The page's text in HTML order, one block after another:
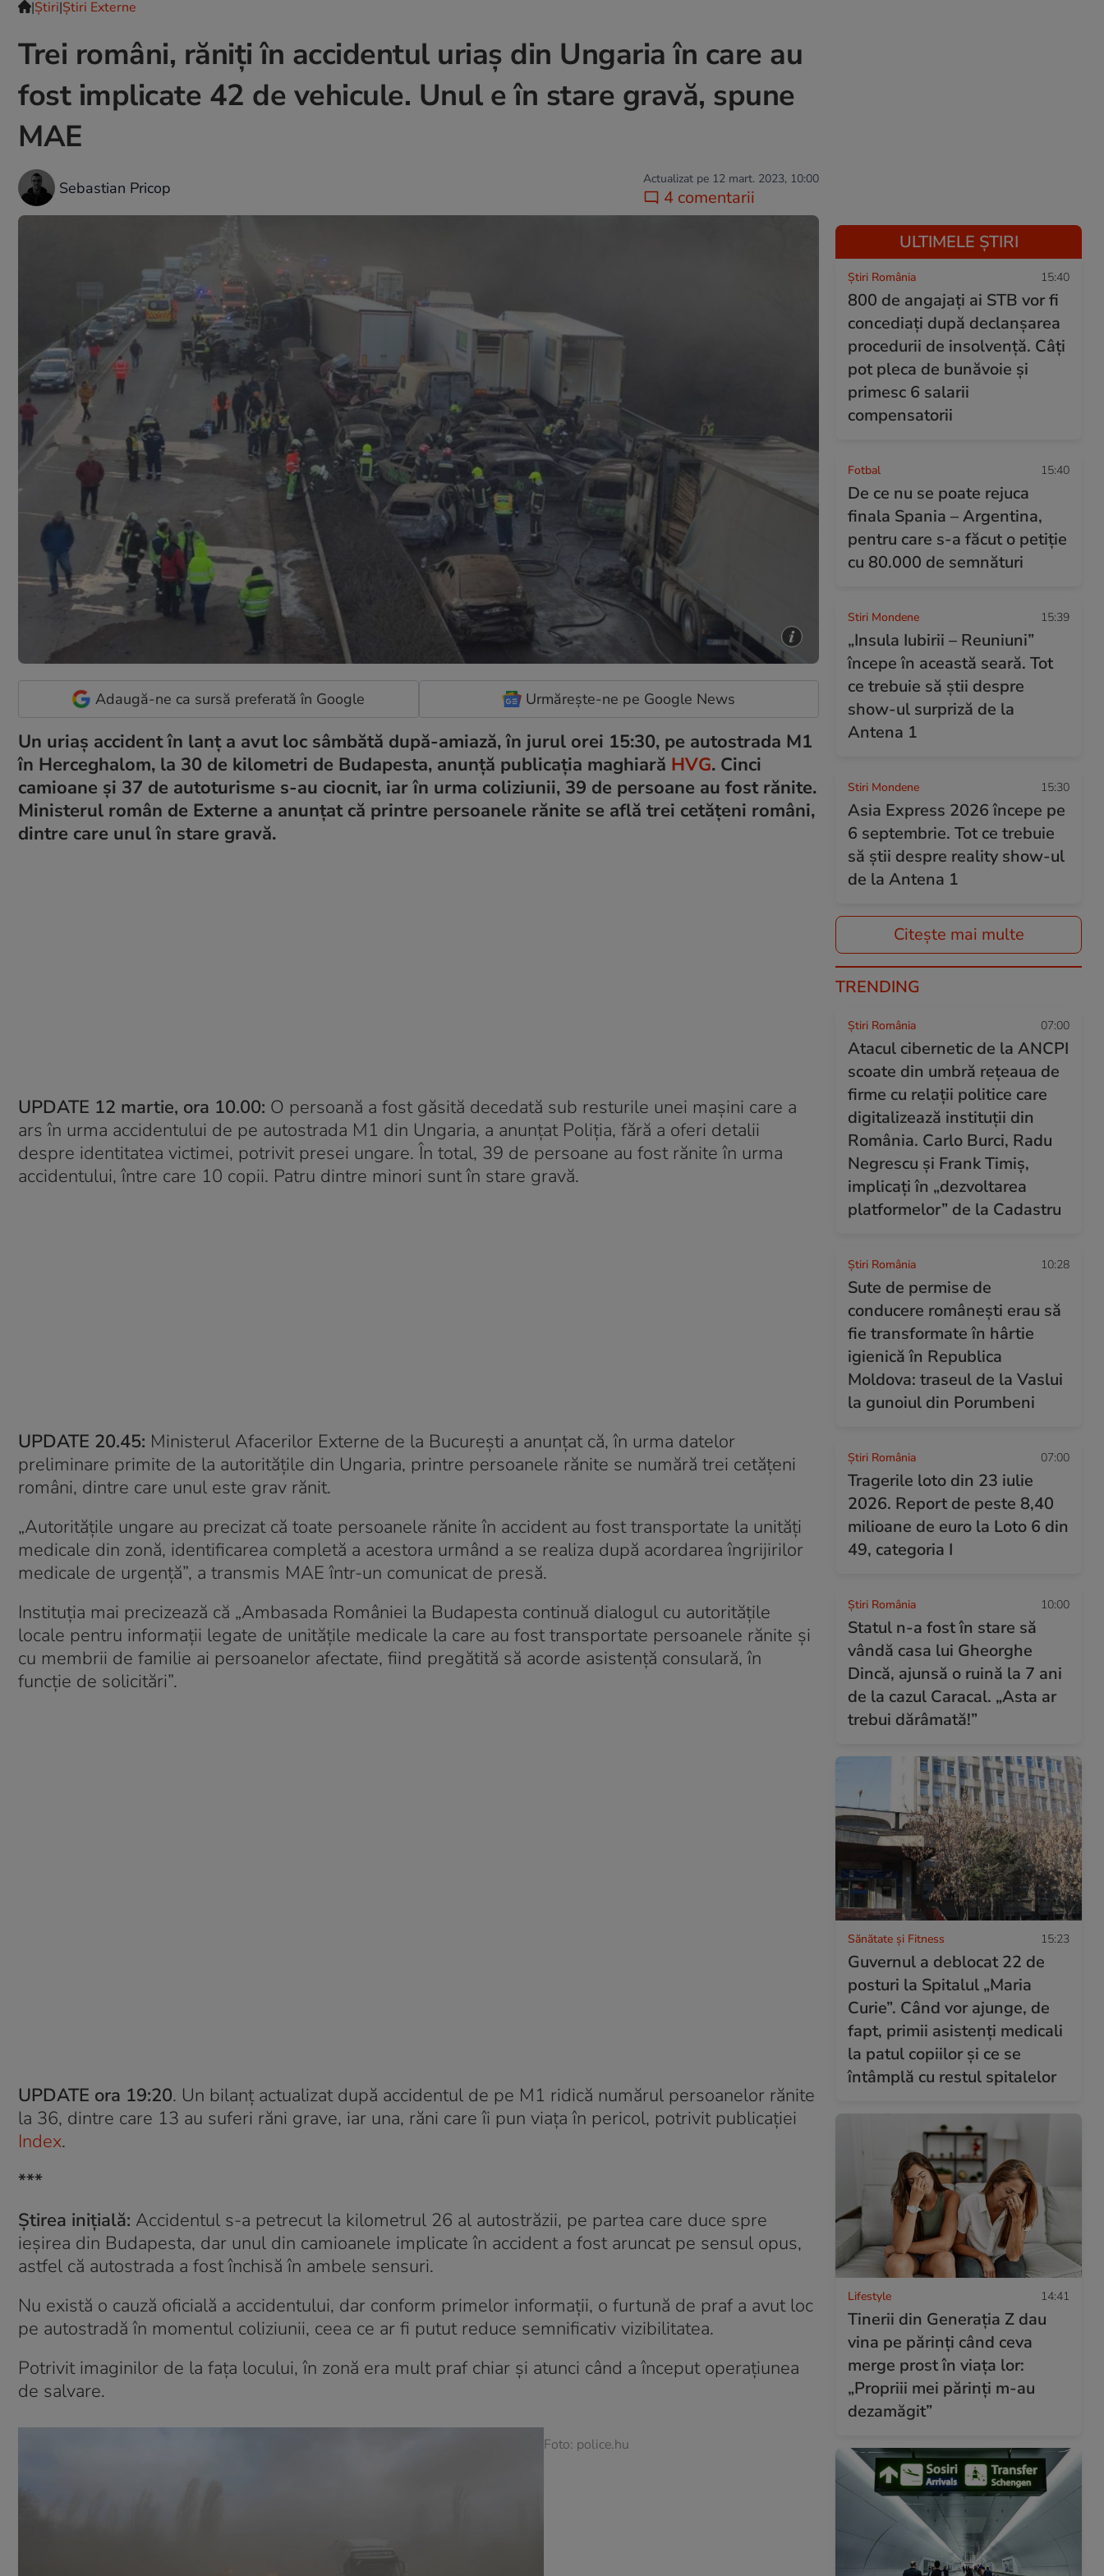
|Ştiri|Știri Externe
Trei români, răniți în accidentul uriaș din Ungaria în care au
fost implicate 42 de vehicule. Unul e în stare gravă, spune
MAE
Sebastian Pricop Actualizat pe 12 mart. 2023, 10:00
4 comentarii
Adaugă-ne ca sursă preferată în Google Urmărește-ne pe Google News
Un uriaș accident în lanț a avut loc sâmbătă după-amiază, în jurul orei 15:30, pe autostrada M1
în Herceghalom, la 30 de kilometri de Budapesta, anunță publicația maghiară HVG. Cinci
camioane și 37 de autoturisme s-au ciocnit, iar în urma coliziunii, 39 de persoane au fost rănite.
Ministerul român de Externe a anunțat că printre persoanele rănite se află trei cetățeni români,
dintre care unul în stare gravă.
UPDATE 12 martie, ora 10.00: O persoană a fost găsită decedată sub resturile unei maşini care a
ars în urma accidentului de pe autostrada M1 din Ungaria, a anunţat Poliţia, fără a oferi detalii
despre identitatea victimei, potrivit presei ungare. În total, 39 de persoane au fost rănite în urma
accidentului, între care 10 copii. Patru dintre minori sunt în stare gravă.
UPDATE 20.45: Ministerul Afacerilor Externe de la București a anunțat că, în urma datelor
preliminare primite de la autoritățile din Ungaria, printre persoanele rănite se numără trei cetățeni
români, dintre care unul este grav rănit.
„Autoritățile ungare au precizat că toate persoanele rănite în accident au fost transportate la unități
medicale din zonă, identificarea completă a acestora urmând a se realiza după acordarea îngrijirilor
medicale de urgență”, a transmis MAE într-un comunicat de presă.
Instituția mai precizează că „Ambasada României la Budapesta continuă dialogul cu autoritățile
locale pentru informații legate de unitățile medicale la care au fost transportate persoanele rănite și
cu membrii de familie ai persoanelor afectate, fiind pregătită să acorde asistență consulară, în
funcție de solicitări”.
UPDATE ora 19:20. Un bilanț actualizat după accidentul de pe M1 ridică numărul persoanelor rănite
la 36, dintre care 13 au suferi răni grave, iar una, răni care îi pun viața în pericol, potrivit publicației
Index.
***
Știrea inițială: Accidentul s-a petrecut la kilometrul 26 al autostrăzii, pe partea care duce spre
ieșirea din Budapesta, dar unul din camioanele implicate în accident a fost aruncat pe sensul opus,
astfel că autostrada a fost închisă în ambele sensuri.
Nu există o cauză oficială a accidentului, dar conform primelor informații, o furtună de praf a avut loc
pe autostradă în momentul coliziunii, ceea ce ar fi putut reduce semnificativ vizibilitatea.
Potrivit imaginilor de la fața locului, în zonă era mult praf chiar și atunci când a început operațiunea
de salvare.
Foto: police.hu
ULTIMELE ȘTIRI
Știri România 15:40
800 de angajați ai STB vor fi
concediați după declanşarea
procedurii de insolvenţă. Câți
pot pleca de bunăvoie și
primesc 6 salarii
compensatorii
Fotbal 15:40
De ce nu se poate rejuca
finala Spania – Argentina,
pentru care s-a făcut o petiție
cu 80.000 de semnături
Stiri Mondene 15:39
„Insula Iubirii – Reuniuni”
începe în această seară. Tot
ce trebuie să știi despre
show-ul surpriză de la
Antena 1
Stiri Mondene 15:30
Asia Express 2026 începe pe
6 septembrie. Tot ce trebuie
să știi despre reality show-ul
de la Antena 1
Citește mai multe
TRENDING
Știri România 07:00
Atacul cibernetic de la ANCPI
scoate din umbră rețeaua de
firme cu relații politice care
digitalizează instituții din
România. Carlo Burci, Radu
Negrescu și Frank Timiș,
implicați în „dezvoltarea
platformelor” de la Cadastru
Știri România 10:28
Sute de permise de
conducere românești erau să
fie transformate în hârtie
igienică în Republica
Moldova: traseul de la Vaslui
la gunoiul din Porumbeni
Știri România 07:00
Tragerile loto din 23 iulie
2026. Report de peste 8,40
milioane de euro la Loto 6 din
49, categoria I
Știri România 10:00
Statul n-a fost în stare să
vândă casa lui Gheorghe
Dincă, ajunsă o ruină la 7 ani
de la cazul Caracal. „Asta ar
trebui dărâmată!”
Sănătate și Fitness 15:23
Guvernul a deblocat 22 de
posturi la Spitalul „Maria
Curie”. Când vor ajunge, de
fapt, primii asistenți medicali
la patul copiilor și ce se
întâmplă cu restul spitalelor
Lifestyle 14:41
Tinerii din Generația Z dau
vina pe părinți când ceva
merge prost în viața lor:
„Propriii mei părinți m-au
dezamăgit”